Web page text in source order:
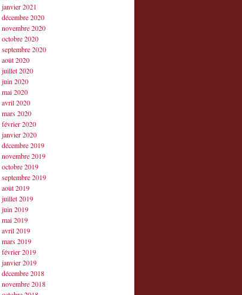
janvier 2021
décembre 2020
novembre 2020
octobre 2020
septembre 2020
août 2020
juillet 2020
juin 2020
mai 2020
avril 2020
mars 2020
février 2020
janvier 2020
décembre 2019
novembre 2019
octobre 2019
septembre 2019
août 2019
juillet 2019
juin 2019
mai 2019
avril 2019
mars 2019
février 2019
janvier 2019
décembre 2018
novembre 2018